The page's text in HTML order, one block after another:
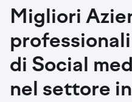
Migliori
di Social
nel settore